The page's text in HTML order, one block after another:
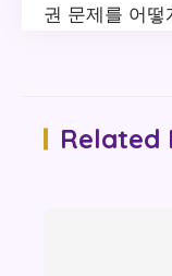
권 문제를 어떻
Related